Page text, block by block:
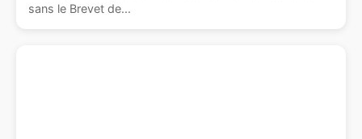
sans le Brevet de...